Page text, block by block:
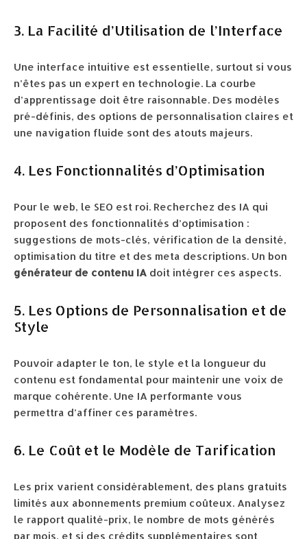
3. La Facilité d’Utilisation de l’Interface
Une interface intuitive est essentielle, surtout si vous
n’êtes pas un expert en technologie. La courbe
d’apprentissage doit être raisonnable. Des modèles
pré-définis, des options de personnalisation claires et
une navigation fluide sont des atouts majeurs.
4. Les Fonctionnalités d’Optimisation
Pour le web, le SEO est roi. Recherchez des IA qui
proposent des fonctionnalités d’optimisation :
suggestions de mots-clés, vérification de la densité,
optimisation du titre et des meta descriptions. Un bon
générateur de contenu IA doit intégrer ces aspects.
5. Les Options de Personnalisation et de
Style
Pouvoir adapter le ton, le style et la longueur du
contenu est fondamental pour maintenir une voix de
marque cohérente. Une IA performante vous
permettra d’affiner ces paramètres.
6. Le Coût et le Modèle de Tarification
Les prix varient considérablement, des plans gratuits
limités aux abonnements premium coûteux. Analysez
le rapport qualité-prix, le nombre de mots générés
par mois, et si des crédits supplémentaires sont